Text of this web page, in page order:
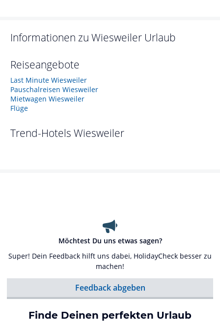
Informationen zu Wiesweiler Urlaub
Reiseangebote
Last Minute Wiesweiler
Pauschalreisen Wiesweiler
Mietwagen Wiesweiler
Flüge
Trend-Hotels Wiesweiler
Möchtest Du uns etwas sagen?
Super! Dein Feedback hilft uns dabei, HolidayCheck besser zu
machen!
Feedback abgeben
Finde Deinen perfekten Urlaub